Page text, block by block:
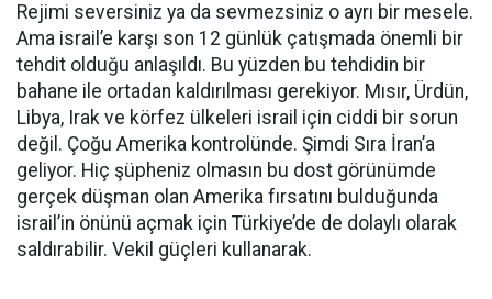
Rejimi seversiniz ya da sevmezsiniz o ayrı bir mesele.
Ama israil’e karşı son 12 günlük çatışmada önemli bir
tehdit olduğu anlaşıldı. Bu yüzden bu tehdidin bir
bahane ile ortadan kaldırılması gerekiyor. Mısır, Ürdün,
Libya, Irak ve körfez ülkeleri israil için ciddi bir sorun
değil. Çoğu Amerika kontrolünde. Şimdi Sıra İran’a
geliyor. Hiç şüpheniz olmasın bu dost görünümde
gerçek düşman olan Amerika fırsatını bulduğunda
israil’in önünü açmak için Türkiye’de de dolaylı olarak
saldırabilir. Vekil güçleri kullanarak.